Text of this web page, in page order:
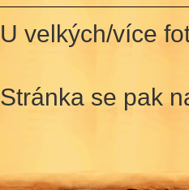
U velkých/více
Stránka se pak